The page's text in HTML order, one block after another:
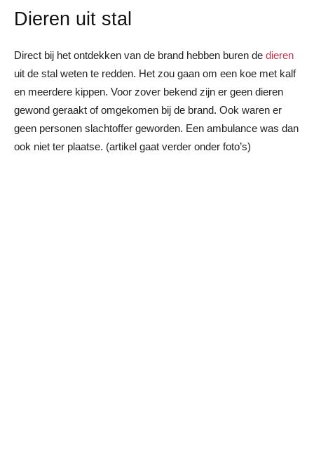
Dieren uit stal
Direct bij het ontdekken van de brand hebben buren de dieren
uit de stal weten te redden. Het zou gaan om een koe met kalf
en meerdere kippen. Voor zover bekend zijn er geen dieren
gewond geraakt of omgekomen bij de brand. Ook waren er
geen personen slachtoffer geworden. Een ambulance was dan
ook niet ter plaatse. (artikel gaat verder onder foto’s)